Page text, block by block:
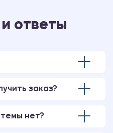
ответы
заказ?
нет?